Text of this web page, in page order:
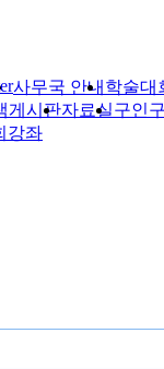
사무국 안내 학술대
게시판자료실구인
강좌